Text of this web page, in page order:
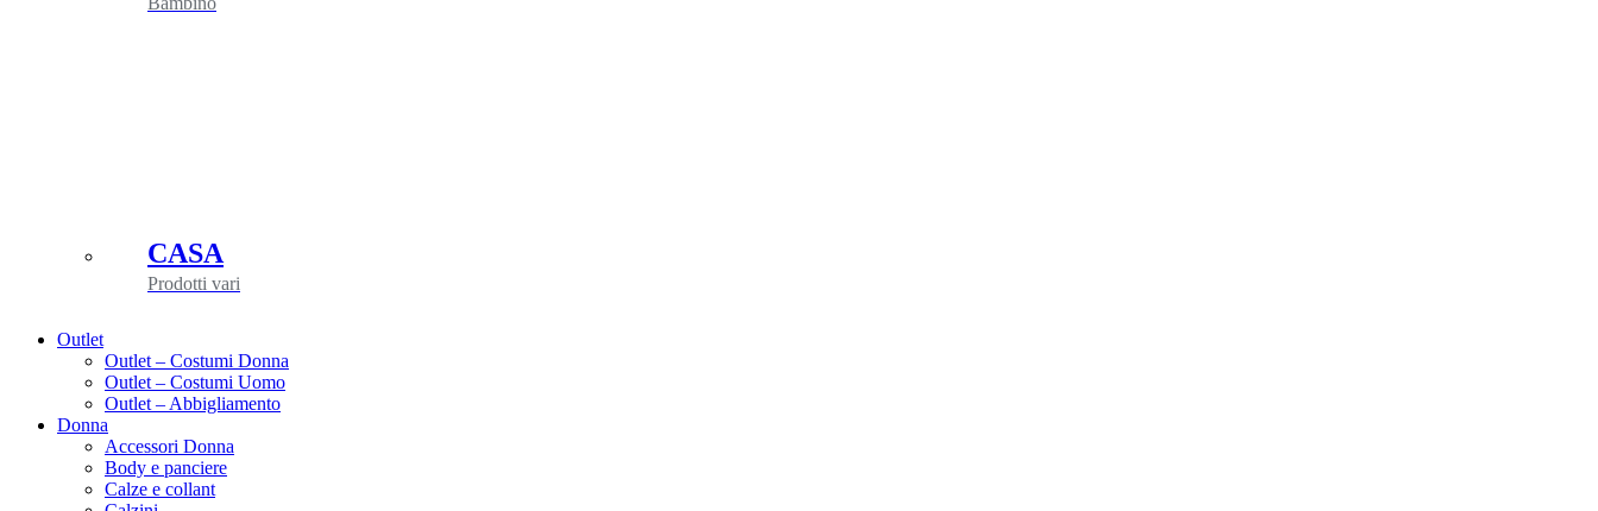
CASA
Prodotti vari
Outlet
Outlet – Costumi Donna
Outlet – Costumi Uomo
Outlet – Abbigliamento
Donna
Accessori Donna
Body e panciere
Calze e collant